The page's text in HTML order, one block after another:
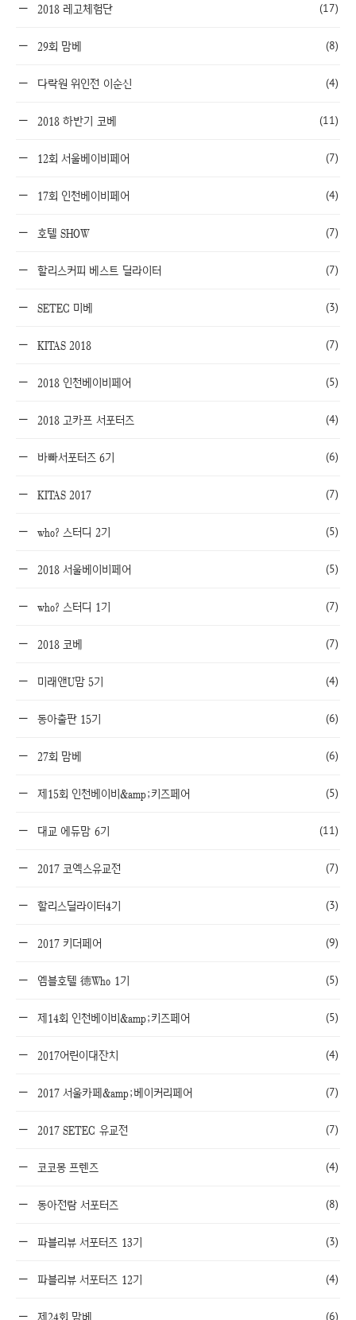
2018 레고체험단 (17)
29회 맘베 (8)
다락원 위인전 이순신 (4)
2018 하반기 코베 (11)
12회 서울베이비페어 (7)
17회 인천베이비페어 (4)
호텔 SHOW (7)
할리스커피 베스트 딜라이터 (7)
SETEC 미베 (3)
KITAS 2018 (7)
2018 인천베이비페어 (5)
2018 고카프 서포터즈 (4)
바빠서포터즈 6기 (6)
KITAS 2017 (7)
who? 스터디 2기 (5)
2018 서울베이비페어 (5)
who? 스터디 1기 (7)
2018 코베 (7)
미래앤U맘 5기 (4)
동아출판 15기 (6)
27회 맘베 (6)
제15회 인천베이비&amp;키즈페어 (5)
대교 에듀맘 6기 (11)
2017 코엑스유교전 (7)
할리스딜라이터4기 (3)
2017 키더페어 (9)
엠블호텔 德Who 1기 (5)
제14회 인천베이비&amp;키즈페어 (5)
2017어린이대잔치 (4)
2017 서울카페&amp;베이커리페어 (7)
2017 SETEC 유교전 (7)
코코몽 프렌즈 (4)
동아전람 서포터즈 (8)
파블리뷰 서포터즈 13기 (3)
파블리뷰 서포터즈 12기 (4)
제24회 맘베 (6)